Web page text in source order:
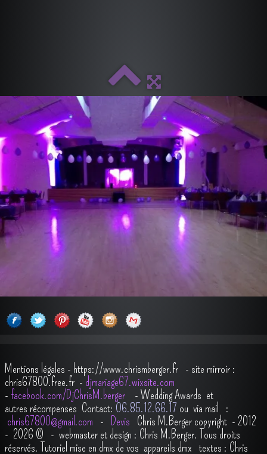
Mentions légales - https://www.chrismberger.fr - site mirroir :
chris67800.free.fr - djmariage67.wixsite.com
- facebook.com/DjChrisM.berger - Wedding Awards et
autres récompenses Contact: O6.85.12.66.17 ou via mail :
chris67800@gmail.com - Devis Chris M.Berger copyright - 2012
- 2026 © - webmaster et design : Chris M.Berger. Tous droits
réservés. Tutoriel mise en dmx de vos appareils dmx textes : Chris